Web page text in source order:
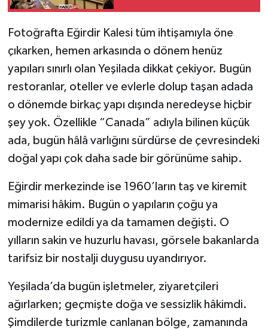
Fotoğrafta Eğirdir Kalesi tüm ihtişamıyla öne
çıkarken, hemen arkasında o dönem henüz
yapıları sınırlı olan Yeşilada dikkat çekiyor. Bugün
restoranlar, oteller ve evlerle dolup taşan adada
o dönemde birkaç yapı dışında neredeyse hiçbir
şey yok. Özellikle “Canada” adıyla bilinen küçük
ada, bugün hâlâ varlığını sürdürse de çevresindeki
doğal yapı çok daha sade bir görünüme sahip.
Eğirdir merkezinde ise 1960’ların taş ve kiremit
mimarisi hâkim. Bugün o yapıların çoğu ya
modernize edildi ya da tamamen değişti. O
yılların sakin ve huzurlu havası, görsele bakanlarda
tarifsiz bir nostalji duygusu uyandırıyor.
Yeşilada’da bugün işletmeler, ziyaretçileri
ağırlarken; geçmişte doğa ve sessizlik hâkimdi.
Şimdilerde turizmle canlanan bölge, zamanında
Tarihi Yapılarımız
Teknoloji
Türkiye
Yerel
İletişim
Künye